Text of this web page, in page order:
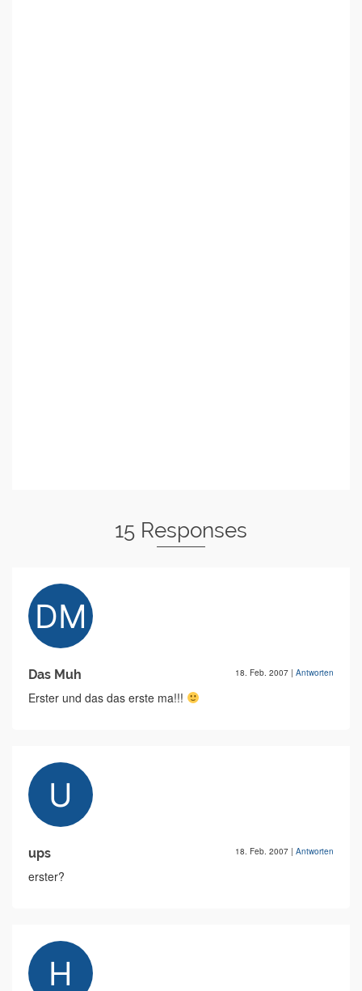
15 Responses
Das Muh 18. Feb. 2007 | Antworten
Erster und das das erste ma!!!
ups 18. Feb. 2007 | Antworten
erster?